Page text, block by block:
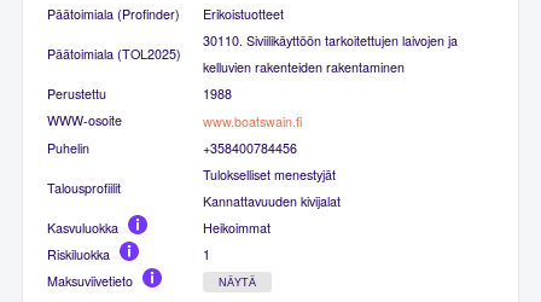
Päätoimiala (Profinder)
Erikoistuotteet
Päätoimiala (TOL2025)
30110. Siviilikäyttöön tarkoitettujen laivojen ja
kelluvien rakenteiden rakentaminen
Perustettu
1988
WWW-osoite
www.boatswain.fi
Puhelin
+358400784456
Talousprofiilit
Tulokselliset menestyjät
Kannattavuuden kivijalat
Kasvuluokka
Heikoimmat
Riskiluokka
1
Maksuviivetieto
NÄYTÄ